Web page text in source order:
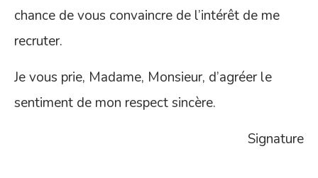
chance de vous convaincre de l’intérêt de me
recruter.
Je vous prie, Madame, Monsieur, d’agréer le
sentiment de mon respect sincère.
Signature